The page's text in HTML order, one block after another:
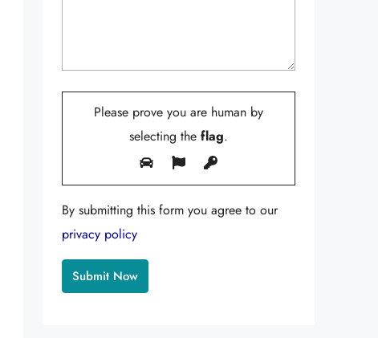
Please prove you are human by
selecting the flag.
By submitting this form you agree to our
privacy policy